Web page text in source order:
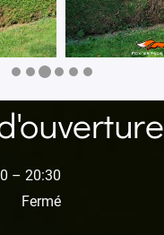
– 20:30
Fermé